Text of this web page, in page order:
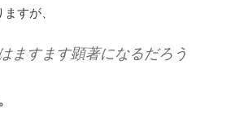
すが、
ますます顕著になるだろう